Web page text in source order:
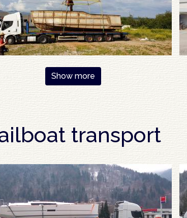
Show more
transport